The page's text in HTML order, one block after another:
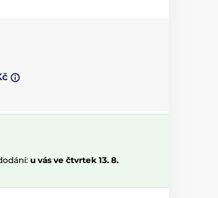
u vás ve čtvrtek 13. 8.